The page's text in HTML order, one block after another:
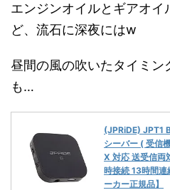
エンジンオイルとギアオイ
ど、流石に深夜にはw
昼間の風の吹いたタイミン
も…
(JPRiDE) JPT1
シーバー ( 受信
X 対応 送受信両
時接続 13時間連
ーカー正規品】